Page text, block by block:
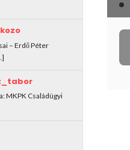
– Erdő Péter
MKPK Családügyi